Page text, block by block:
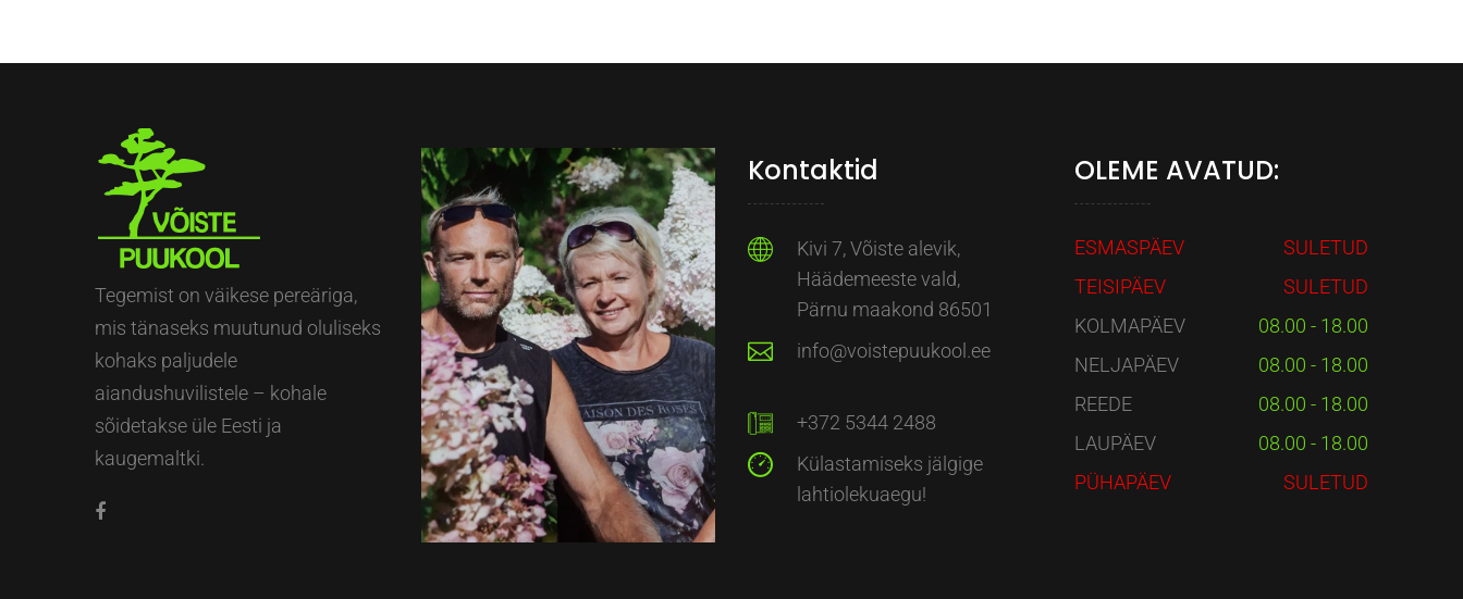
Tegemist on väikese pereäriga,
mis tänaseks muutunud oluliseks
kohaks paljudele
aiandushuvilistele – kohale
sõidetakse üle Eesti ja
kaugemaltki.
Kontaktid
Kivi 7, Võiste alevik,
Häädemeeste vald,
Pärnu maakond 86501
info@voistepuukool.ee
+372 5344 2488
Külastamiseks jälgige
lahtiolekuaegu!
OLEME AVATUD:
ESMASPÄEV
SULETUD
TEISIPÄEV
SULETUD
KOLMAPÄEV
08.00 - 18.00
NELJAPÄEV
08.00 - 18.00
REEDE
08.00 - 18.00
LAUPÄEV
08.00 - 18.00
PÜHAPÄEV
SULETUD